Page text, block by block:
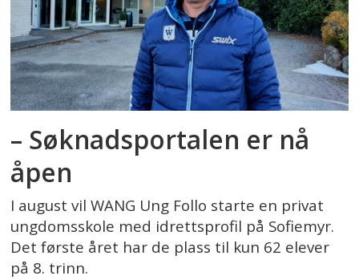
– Søknadsportalen er nå
åpen
I august vil WANG Ung Follo starte en privat
ungdomsskole med idrettsprofil på Sofiemyr.
Det første året har de plass til kun 62 elever
på 8. trinn.